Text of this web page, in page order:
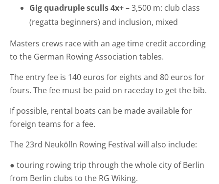
Gig quadruple sculls 4x+– 3,500 m: club class
(regatta beginners) and inclusion, mixed
Masters crews race with an age time credit according
to the German Rowing Association tables.
The entry fee is 140 euros for eights and 80 euros for
fours. The fee must be paid on raceday to get the bib.
If possible, rental boats can be made available for
foreign teams for a fee.
The 23rd Neukölln Rowing Festival will also include:
● touring rowing trip through the whole city of Berlin
from Berlin clubs to the RG Wiking.